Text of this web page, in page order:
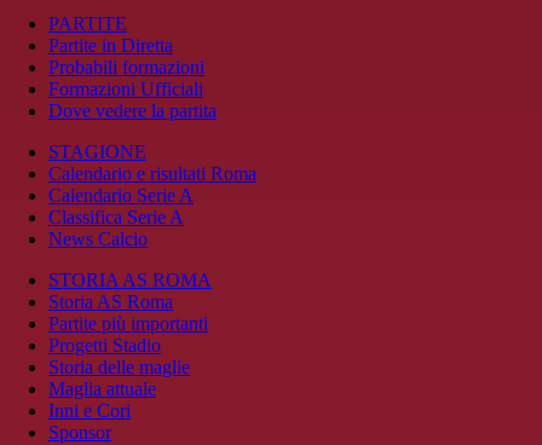
PARTITE
Partite in Diretta
Probabili formazioni
Formazioni Ufficiali
Dove vedere la partita
STAGIONE
Calendario e risultati Roma
Calendario Serie A
Classifica Serie A
News Calcio
STORIA AS ROMA
Storia AS Roma
Partite più importanti
Progetti Stadio
Storia delle maglie
Maglia attuale
Inni e Cori
Sponsor